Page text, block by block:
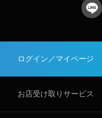
ログイン／マイページ
お店受け取りサービス